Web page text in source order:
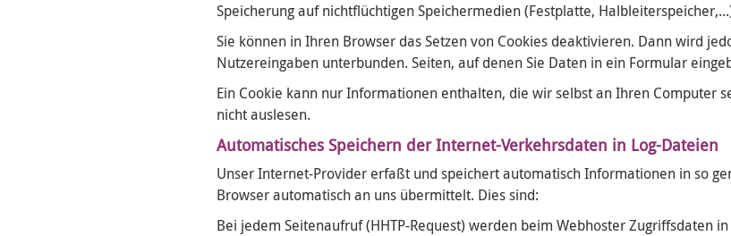
Speicherung auf nichtflüchtigen Speichermedien (Festplatte,
Sie können in Ihren Browser das Setzen von Cookies deaktivieren. Dann wird
Nutzereingaben unterbunden. Seiten, auf denen Sie Daten in ein Formular
Ein Cookie kann nur Informationen enthalten, die wir selbst an Ihren Computer
nicht auslesen.
Automatisches Speichern der Internet-Verkehrsdaten in Log-Dateien
Unser Internet-Provider erfaßt und speichert automatisch Informationen in so
Browser automatisch an uns übermittelt. Dies sind:
Bei jedem Seitenaufruf (HHTP-Request) werden beim Webhoster Zugriffsdaten